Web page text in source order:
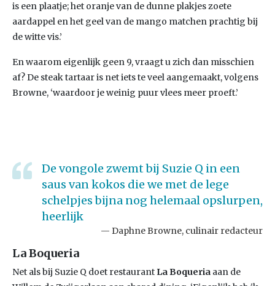
is een plaatje; het oranje van de dunne plakjes zoete
aardappel en het geel van de mango matchen prachtig bij
de witte vis.’
En waarom eigenlijk geen 9, vraagt u zich dan misschien
af? De steak tartaar is net iets te veel aangemaakt, volgens
Browne, ‘waardoor je weinig puur vlees meer proeft.’
De vongole zwemt bij Suzie Q in een
saus van kokos die we met de lege
schelpjes bijna nog helemaal opslurpen,
heerlijk
Daphne Browne, culinair redacteur
La Boqueria
Net als bij Suzie Q doet restaurant La Boqueria aan de